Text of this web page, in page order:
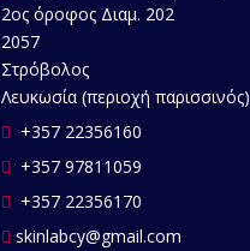
2ος όροφος Διαμ. 202
2057
Στρόβολος
Λευκωσία (περιοχή παρισσινός)
+357 22356160
+357 97811059
+357 22356170
skinlabcy@gmail.com